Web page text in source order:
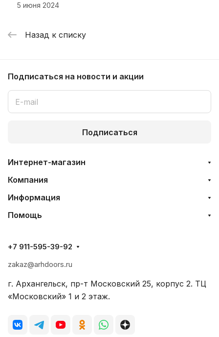
5 июня 2024
Назад к списку
Подписаться на новости и акции
Подписаться
Интернет-магазин
Компания
Информация
Помощь
+7 911-595-39-92
zakaz@arhdoors.ru
г. Архангельск, пр-т Московский 25, корпус 2. ТЦ
«Московский» 1 и 2 этаж.